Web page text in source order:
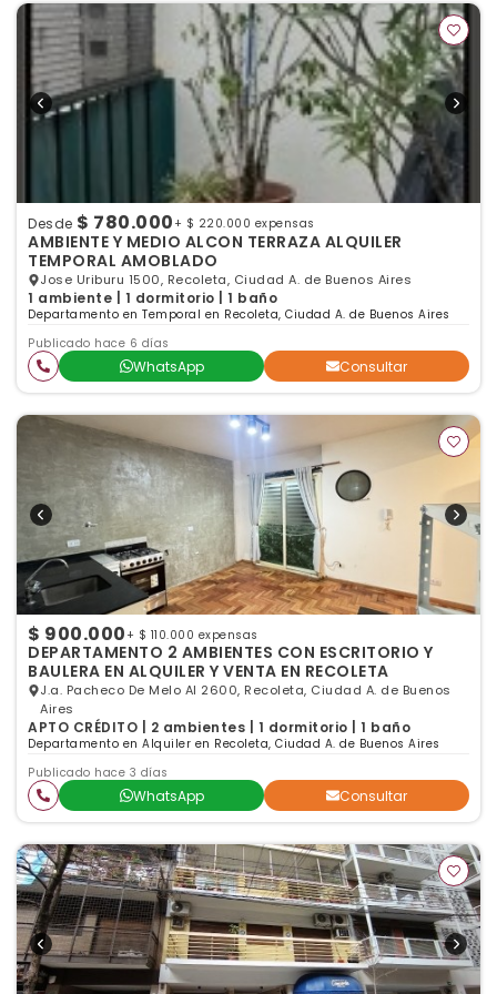
Desde $ 780.000 + $ 220.000 expensas
AMBIENTE Y MEDIO ALCON TERRAZA ALQUILER
TEMPORAL AMOBLADO
Jose Uriburu 1500, Recoleta, Ciudad A. de Buenos Aires
1 ambiente | 1 dormitorio | 1 baño
Departamento en Temporal en Recoleta, Ciudad A. de Buenos Aires
Publicado hace 6 días
WhatsApp Consultar
$ 900.000 + $ 110.000 expensas
DEPARTAMENTO 2 AMBIENTES CON ESCRITORIO Y
BAULERA EN ALQUILER Y VENTA EN RECOLETA
J.a. Pacheco De Melo Al 2600, Recoleta, Ciudad A. de Buenos
Aires
APTO CRÉDITO | 2 ambientes | 1 dormitorio | 1 baño
Departamento en Alquiler en Recoleta, Ciudad A. de Buenos Aires
Publicado hace 3 días
WhatsApp Consultar